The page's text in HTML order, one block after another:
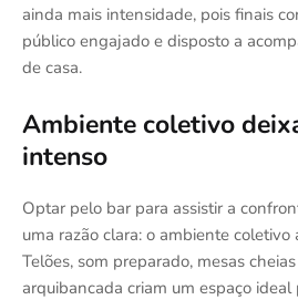
ainda mais intensidade, pois finais
público engajado e disposto a
de casa.
Ambiente coletivo
intenso
Optar pelo bar para assistir a
uma razão clara: o ambiente coletivo
Telões, som preparado, mesas
arquibancada criam um espaço